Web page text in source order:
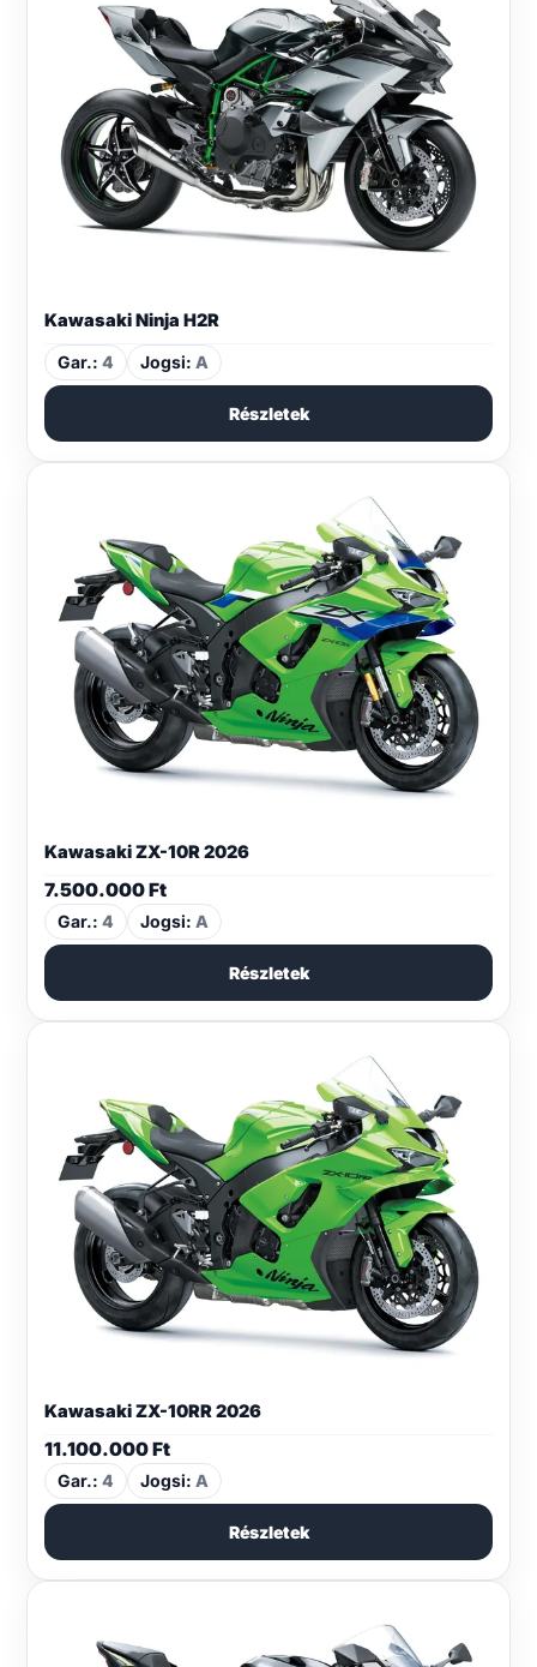
Kawasaki Ninja H2R
Gar.: 4 Jogsi: A
Részletek
Kawasaki ZX-10R 2026
7.500.000Ft
Gar.: 4 Jogsi: A
Részletek
Kawasaki ZX-10RR 2026
11.100.000Ft
Gar.: 4 Jogsi: A
Részletek